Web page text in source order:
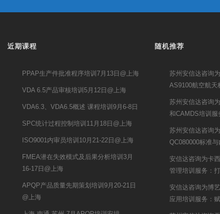
近期课程
PPAP生产件批准程序培训7月13日@上海
VDA 6.5产品审核培训5月12日@上海
VDA6.3、VDA6.5概述 课程培训9月6-8日
SPC统计过程控制培训11月18日@上海
ISO9001内审员培训10月21-22日@上海
FMEA潜在失效模式及后果分析培训3月
16-17日@上海
APQP产品质量先期策划培训9月20-21日
@上海
随机推荐
苏州安信达咨询
AS9100航空航天
苏州安信达咨询
和CAMDS培训服
苏州安信达咨询
QC080000标准
安信达咨询为卡
管理培训服务：
安信达咨询为博
应用培训服务：